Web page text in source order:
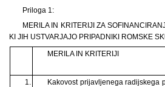
Priloga 1:
MERILA IN KRITERIJI ZA
KI JIH USTVARJAJO PRIPADNIKI ROMSKE
MERILA IN KRITERIJI
1.
Kakovost prijavljenega radijskega